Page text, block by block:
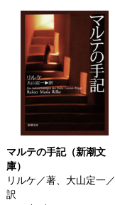
マルテの手記（新潮文
庫）
リルケ／著、大山定一／
訳